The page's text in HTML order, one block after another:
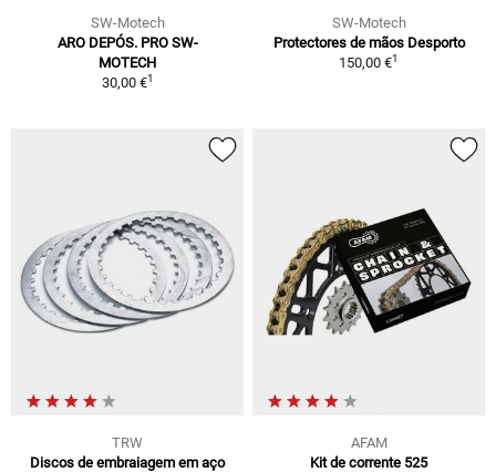
SW-Motech
ARO DEPÓS. PRO SW-
MOTECH
30,00 €1
SW-Motech
Protectores de mãos Desporto
150,00 €1
TRW
Discos de embraiagem em aço
AFAM
Kit de corrente 525